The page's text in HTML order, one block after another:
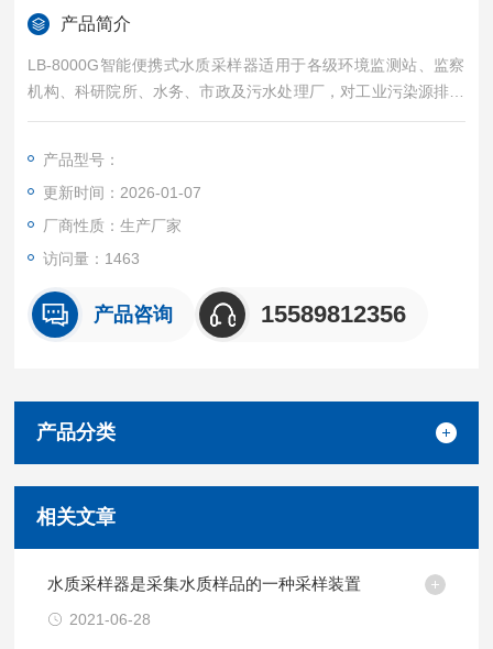
产品简介
LB-8000G智能便携式水质采样器适用于各级环境监测站、监察
机构、科研院所、水务、市政及污水处理厂，对工业污染源排放
口、江、河、湖、海等水样进行自动采样。
产品型号：
更新时间：2026-01-07
厂商性质：生产厂家
访问量：1463
产品咨询 15589812356
产品分类
相关文章
水质采样器是采集水质样品的一种采样装置
2021-06-28